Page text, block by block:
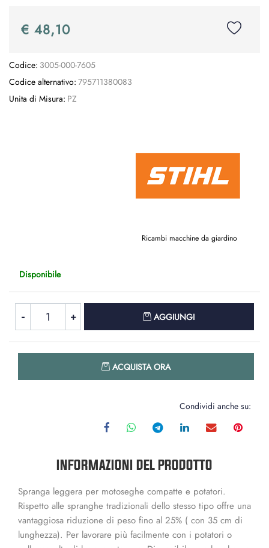
€ 48,10
Codice: 3005-000-7605
Codice alternativo: 795711380083
Unita di Misura: PZ
Ricambi macchine da giardino
Disponibile
AGGIUNGI
ACQUISTA ORA
Condividi anche su:
INFORMAZIONI DEL PRODOTTO
Spranga leggera per motoseghe compatte e potatori.
Rispetto alle spranghe tradizionali dello stesso tipo offre una
vantaggiosa riduzione di peso fino al 25% ( con 35 cm di
lunghezza). Per lavorare più facilmente con i potatori o